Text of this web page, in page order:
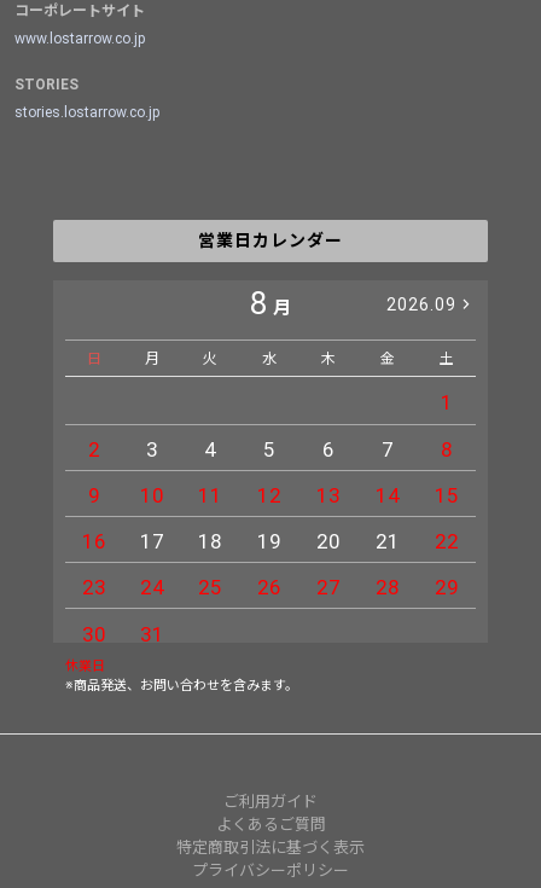
コーポレートサイト
www.lostarrow.co.jp
STORIES
stories.lostarrow.co.jp
営業日カレンダー
8 月 2026.09
日 月 火 水 木 金 土
1
2
3 4 5 6 7
8
9
10 11 12 13 14
15
16
17 18 19 20 21
22
23
24 25 26 27 28
29
30
31
休業日
※商品発送、お問い合わせを含みます。
ご利用ガイド
よくあるご質問
特定商取引法に基づく表示
プライバシーポリシー